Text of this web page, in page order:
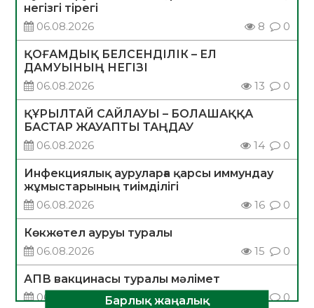
негізгі тірегі
06.08.2026
8 0
ҚОҒАМДЫҚ БЕЛСЕНДІЛІК – ЕЛ
ДАМУЫНЫҢ НЕГІЗІ
06.08.2026
13 0
ҚҰРЫЛТАЙ САЙЛАУЫ – БОЛАШАҚҚА
БАСТАР ЖАУАПТЫ ТАҢДАУ
06.08.2026
14 0
Инфекциялық ауруларға қарсы иммундау
жұмыстарының тиімділігі
06.08.2026
16 0
Көкжөтел ауруы туралы
06.08.2026
15 0
АПВ вакцинасы туралы мәлімет
06.08.2026
0
Барлық жаңалық